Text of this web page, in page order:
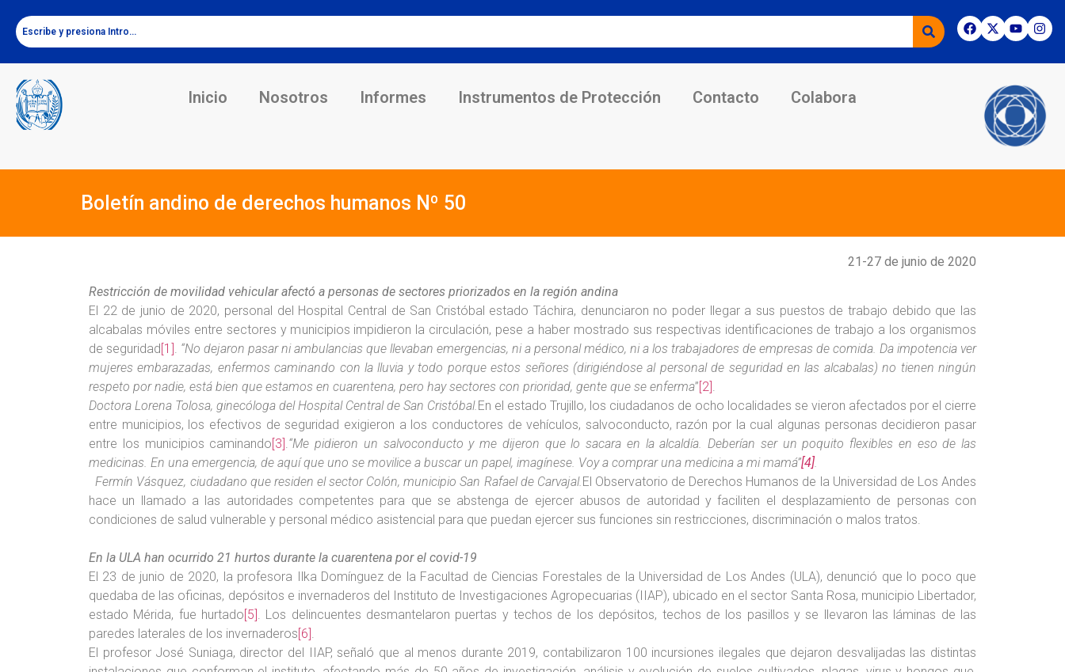
Inicio Nosotros Informes Instrumentos de Protección Contacto Colabora
Boletín andino de derechos humanos Nº 50
21-27 de junio de 2020
Restricción de movilidad vehicular afectó a personas de sectores priorizados en la región andina
El 22 de junio de 2020, personal del Hospital Central de San Cristóbal estado Táchira, denunciaron no poder llegar a sus puestos de trabajo debido que las
alcabalas móviles entre sectores y municipios impidieron la circulación, pese a haber mostrado sus respectivas identificaciones de trabajo a los organismos
de seguridad [1] . “No dejaron pasar ni ambulancias que llevaban emergencias, ni a personal médico, ni a los trabajadores de empresas de comida. Da impotencia ver
mujeres embarazadas, enfermos caminando con la lluvia y todo porque estos señores (dirigiéndose al personal de seguridad en las alcabalas) no tienen ningún
respeto por nadie, está bien que estamos en cuarentena, pero hay sectores con prioridad, gente que se enferma” [2] .
Doctora Lorena Tolosa, ginecóloga del Hospital Central de San Cristóbal. En el estado Trujillo, los ciudadanos de ocho localidades se vieron afectados por el cierre
entre municipios, los efectivos de seguridad exigieron a los conductores de vehículos, salvoconducto, razón por la cual algunas personas decidieron pasar
entre los municipios caminando [3] .“Me pidieron un salvoconducto y me dijeron que lo sacara en la alcaldía. Deberían ser un poquito flexibles en eso de las
medicinas. En una emergencia, de aquí que uno se movilice a buscar un papel, imagínese. Voy a comprar una medicina a mi mamá”[4].
Fermín Vásquez, ciudadano que residen el sector Colón, municipio San Rafael de Carvajal. El Observatorio de Derechos Humanos de la Universidad de Los Andes
hace un llamado a las autoridades competentes para que se abstenga de ejercer abusos de autoridad y faciliten el desplazamiento de personas con
condiciones de salud vulnerable y personal médico asistencial para que puedan ejercer sus funciones sin restricciones, discriminación o malos tratos.
En la ULA han ocurrido 21 hurtos durante la cuarentena por el covid-19
El 23 de junio de 2020, la profesora Ilka Domínguez de la Facultad de Ciencias Forestales de la Universidad de Los Andes (ULA), denunció que lo poco que
quedaba de las oficinas, depósitos e invernaderos del Instituto de Investigaciones Agropecuarias (IIAP), ubicado en el sector Santa Rosa, municipio Libertador,
estado Mérida, fue hurtado [5] . Los delincuentes desmantelaron puertas y techos de los depósitos, techos de los pasillos y se llevaron las láminas de las
paredes laterales de los invernaderos [6] .
El profesor José Suniaga, director del IIAP, señaló que al menos durante 2019, contabilizaron 100 incursiones ilegales que dejaron desvalijadas las distintas